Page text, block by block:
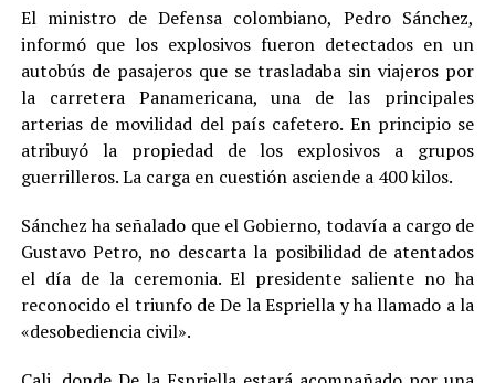
El ministro de Defensa colombiano, Pedro Sánchez,
informó que los explosivos fueron detectados en un
autobús de pasajeros que se trasladaba sin viajeros por
la carretera Panamericana, una de las principales
arterias de movilidad del país cafetero. En principio se
atribuyó la propiedad de los explosivos a grupos
guerrilleros. La carga en cuestión asciende a 400 kilos.
Sánchez ha señalado que el Gobierno, todavía a cargo de
Gustavo Petro, no descarta la posibilidad de atentados
el día de la ceremonia. El presidente saliente no ha
reconocido el triunfo de De la Espriella y ha llamado a la
«desobediencia civil».